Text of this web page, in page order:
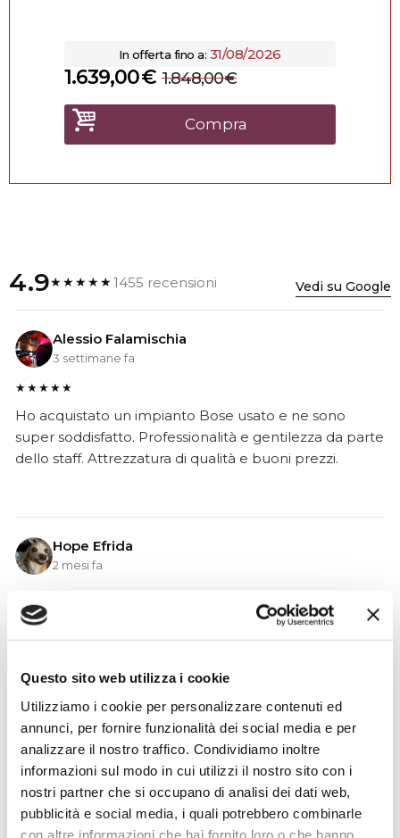
Questo sito web utilizza i cookie
Utilizziamo i cookie per personalizzare contenuti ed
annunci, per fornire funzionalità dei social media e per
analizzare il nostro traffico. Condividiamo inoltre
informazioni sul modo in cui utilizzi il nostro sito con i
nostri partner che si occupano di analisi dei dati web,
pubblicità e social media, i quali potrebbero combinarle
con altre informazioni che hai fornito loro o che hanno
In offerta fino a: 31/08/2026
€
1.639,00 €
1.848,00
Compra
4.9★★★★★1455 recensioni Vedi su Google
Alessio Falamischia
3 settimane fa
★★★★★
Ho acquistato un impianto Bose usato e ne sono
super soddisfatto. Professionalità e gentilezza da parte
dello staff. Attrezzatura di qualità e buoni prezzi.
Hope Efrida
2 mesi fa
Ho acquistato un contrabbasso elettrico Stanzani, un
microfono professionale, amplificatore, cuffie, aste e
strumento è a dir poco meraviglioso e il resto dei
prodotti è di alto livello. I venditori son..
Simone Gasparoni
un mese fa